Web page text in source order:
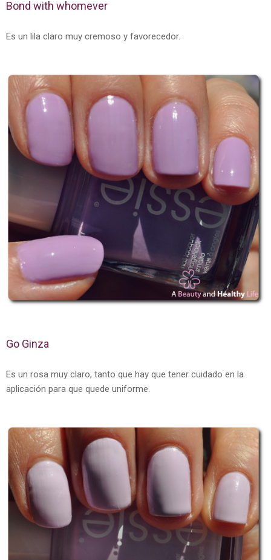
Bond with whomever
Es un lila claro muy cremoso y favorecedor.
Go Ginza
Es un rosa muy claro, tanto que hay que tener cuidado en la
aplicación para que quede uniforme.